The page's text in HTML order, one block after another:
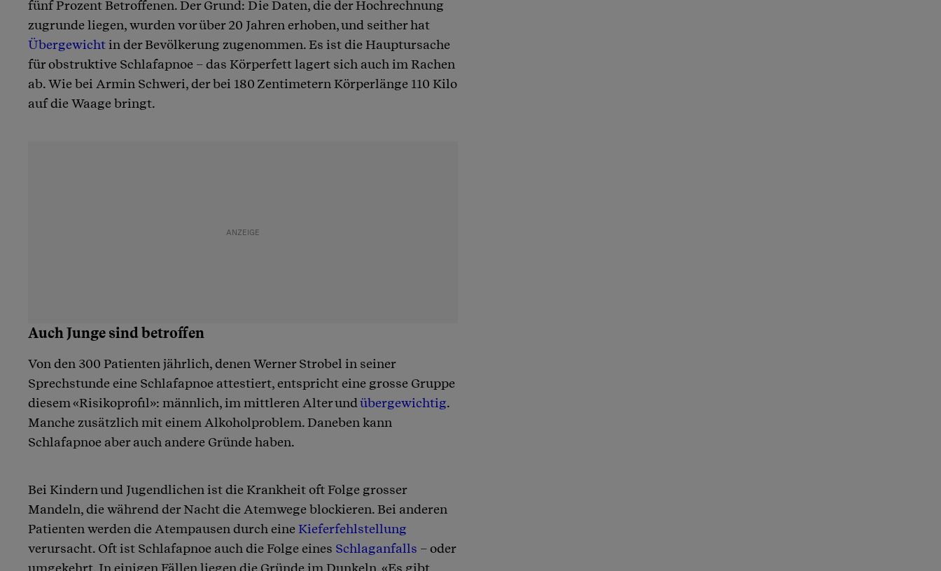
fünf Prozent Betroffenen. Der Grund: Die Daten, die der Hochrechnung
zugrunde liegen, wurden vor über 20 Jahren erhoben, und seither hat
Übergewichtin der Bevölkerung zugenommen. Es ist die Hauptursache
für obstruktive Schlafapnoe – das Körperfett lagert sich auch im Rachen
ab. Wie bei Armin Schweri, der bei 180 Zentimetern Körperlänge 110 Kilo
auf die Waage bringt.
Auch Junge sind betroffen
Von den 300 Patienten jährlich, denen Werner Strobel in seiner
Sprechstunde eine Schlafapnoe attestiert, entspricht eine grosse Gruppe
diesem «Risikoprofil»: männlich, im mittleren Alter undübergewichtig.
Manche zusätzlich mit einem Alkoholproblem. Daneben kann
Schlafapnoe aber auch andere Gründe haben.
Bei Kindern und Jugendlichen ist die Krankheit oft Folge grosser
Mandeln, die während der Nacht die Atemwege blockieren. Bei anderen
Patienten werden die Atempausen durch eineKieferfehlstellung
verursacht. Oft ist Schlafapnoe auch die Folge eines Schlaganfalls – oder
umgekehrt. In einigen Fällen liegen die Gründe im Dunkeln. «Es gibt